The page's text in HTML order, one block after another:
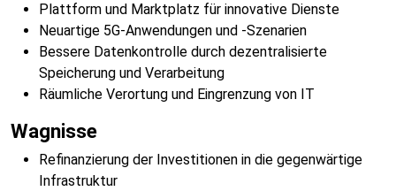
Plattform und Marktplatz für innovative Dienste
Neuartige 5G-Anwendungen und -Szenarien
Bessere Datenkontrolle durch dezentralisierte
Speicherung und Verarbeitung
Räumliche Verortung und Eingrenzung von IT
Wagnisse
Refinanzierung der Investitionen in die gegenwärtige
Infrastruktur